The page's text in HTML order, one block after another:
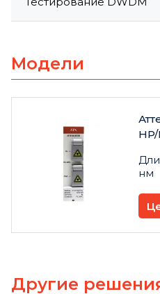
Модели
нм
Другие